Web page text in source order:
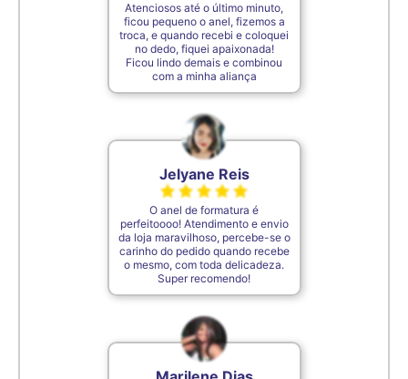
Atenciosos até o último minuto,
ficou pequeno o anel, fizemos a
troca, e quando recebi e coloquei
no dedo, fiquei apaixonada!
Ficou lindo demais e combinou
com a minha aliança
Jelyane Reis
O anel de formatura é
perfeitoooo! Atendimento e envio
da loja maravilhoso, percebe-se o
carinho do pedido quando recebe
o mesmo, com toda delicadeza.
Super recomendo!